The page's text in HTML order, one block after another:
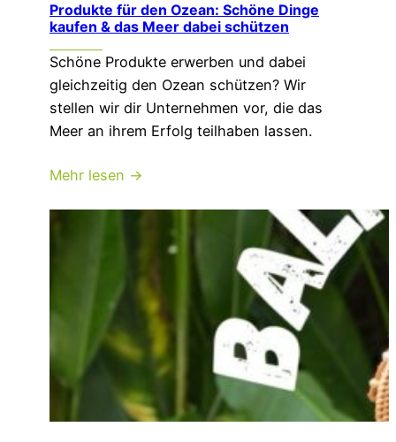
Produkte für den Ozean: Schöne Dinge
kaufen & das Meer dabei schützen
Schöne Produkte erwerben und dabei
gleichzeitig den Ozean schützen? Wir
stellen wir dir Unternehmen vor, die das
Meer an ihrem Erfolg teilhaben lassen.
Mehr lesen →